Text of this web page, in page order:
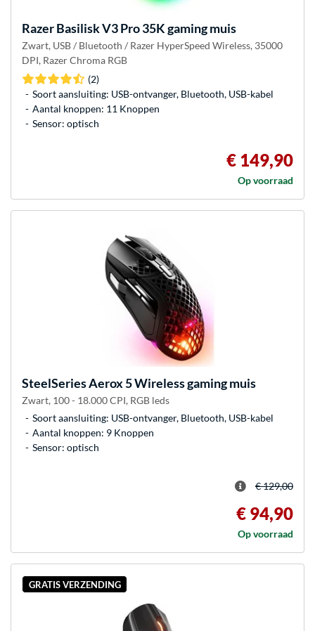
RazerBasilisk V3 Pro 35K gaming muis
Zwart, USB / Bluetooth / Razer HyperSpeed Wireless, 35000
DPI, Razer Chroma RGB
(2)
Soort aansluiting: USB-ontvanger, Bluetooth, USB-kabel
Aantal knoppen: 11 Knoppen
Sensor: optisch
€ 149,90
Op voorraad
SteelSeriesAerox 5 Wireless gaming muis
Zwart, 100 - 18.000 CPI, RGB leds
Soort aansluiting: USB-ontvanger, Bluetooth, USB-kabel
Aantal knoppen: 9 Knoppen
Sensor: optisch
€ 129,00
€ 94,90
Op voorraad
GRATIS VERZENDING